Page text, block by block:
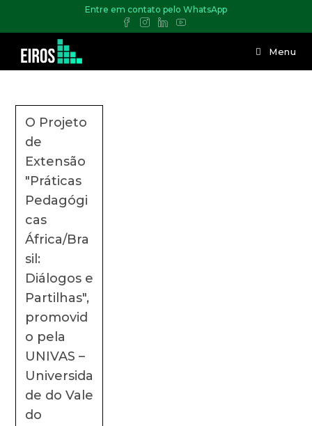
Entre em contato pelo WhatsApp
Menu
O Projeto
de
Extensão
"Práticas
Pedagógi
cas
África/Bra
sil:
Diálogos e
Partilhas",
promovid
o pela
UNIVAS –
Universida
de do Vale
do